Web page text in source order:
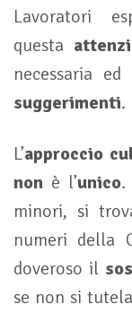
Lavoratori
questa
necessaria
suggerimenti.
L’approccio
non è l’unico.
minori, si
numeri della
doveroso il
se non si